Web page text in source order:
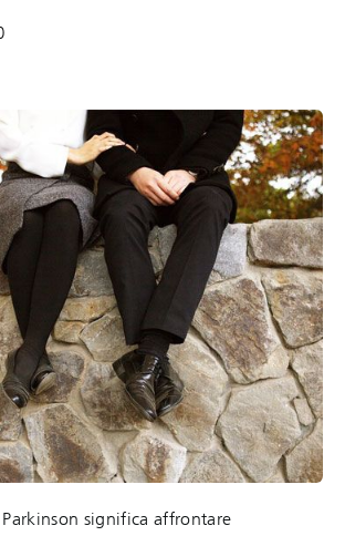
significa affrontare